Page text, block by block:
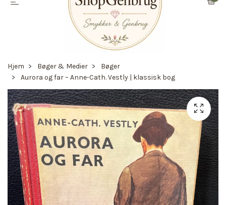
Hjem Bøger & Medier
Bøger
Aurora og far – Anne-Cath. Vestly | klassisk bog